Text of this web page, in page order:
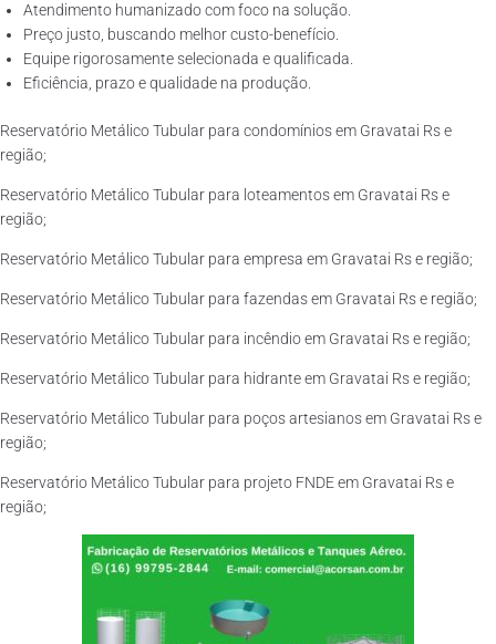
Atendimento humanizado com foco na solução.
Preço justo, buscando melhor custo-benefício.
Equipe rigorosamente selecionada e qualificada.
Eficiência, prazo e qualidade na produção.
Reservatório Metálico Tubular para condomínios em Gravatai Rs e
região;
Reservatório Metálico Tubular para loteamentos em Gravatai Rs e
região;
Reservatório Metálico Tubular para empresa em Gravatai Rs e região;
Reservatório Metálico Tubular para fazendas em Gravatai Rs e região;
Reservatório Metálico Tubular para incêndio em Gravatai Rs e região;
Reservatório Metálico Tubular para hidrante em Gravatai Rs e região;
Reservatório Metálico Tubular para poços artesianos em Gravatai Rs e
região;
Reservatório Metálico Tubular para projeto FNDE em Gravatai Rs e
região;